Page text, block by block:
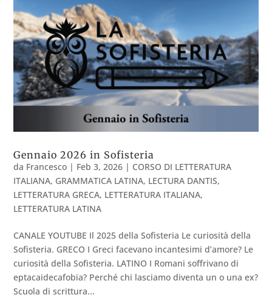
Gennaio 2026 in Sofisteria
da Francesco | Feb 3, 2026 | CORSO DI LETTERATURA
ITALIANA, GRAMMATICA LATINA, LECTURA DANTIS,
LETTERATURA GRECA, LETTERATURA ITALIANA,
LETTERATURA LATINA
CANALE YOUTUBE Il 2025 della Sofisteria Le curiosità della
Sofisteria. GRECO I Greci facevano incantesimi d’amore? Le
curiosità della Sofisteria. LATINO I Romani soffrivano di
eptacaidecafobia? Perché chi lasciamo diventa un o una ex?
Scuola di scrittura...